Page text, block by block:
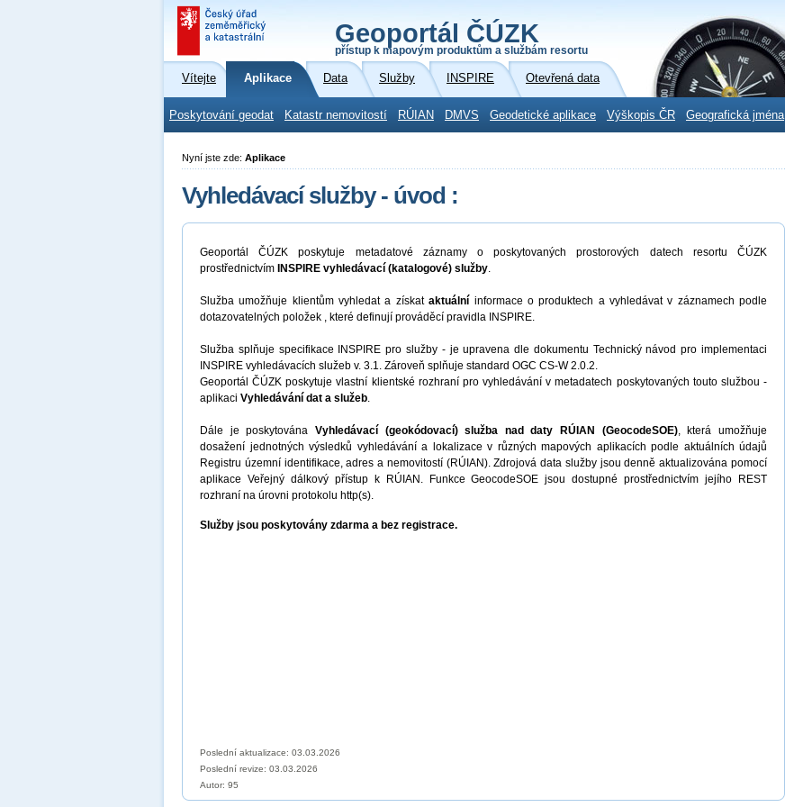
Geoportál ČÚZK
přístup k mapovým produktům a službám resortu
Vítejte Aplikace Data Služby INSPIRE Otevřená data
Poskytování geodat Katastr nemovitostí RÚIAN DMVS Geodetické aplikace Výškopis ČR Geografická jména
Nyní jste zde: Aplikace
Vyhledávací služby - úvod :
Geoportál ČÚZK poskytuje metadatové záznamy o poskytovaných prostorových datech resortu ČÚZK
prostřednictvím INSPIRE vyhledávací (katalogové) služby.
Služba umožňuje klientům vyhledat a získataktuální informace o produktech a vyhledávat v záznamech podle
dotazovatelných položek , které definují prováděcí pravidla INSPIRE.
Služba splňuje specifikace INSPIRE pro služby - je upravena dle dokumentu Technický návod pro implementaci
INSPIRE vyhledávacích služeb v. 3.1. Zároveň splňuje standard OGC CS-W 2.0.2.
Geoportál ČÚZK poskytuje vlastní klientské rozhraní pro vyhledávání v metadatech poskytovaných touto službou -
aplikaci Vyhledávání dat a služeb.
Dále je poskytována Vyhledávací (geokódovací) služba nad daty RÚIAN (GeocodeSOE), která umožňuje
dosažení jednotných výsledků vyhledávání a lokalizace v různých mapových aplikacích podle aktuálních údajů
Registru územní identifikace, adres a nemovitostí (RÚIAN). Zdrojová data služby jsou denně aktualizována pomocí
aplikace Veřejný dálkový přístup k RÚIAN. Funkce GeocodeSOE jsou dostupné prostřednictvím jejího REST
rozhraní na úrovni protokolu http(s).
Služby jsou poskytovány zdarma a bez registrace.
Poslední aktualizace: 03.03.2026
Poslední revize: 03.03.2026
Autor: 95